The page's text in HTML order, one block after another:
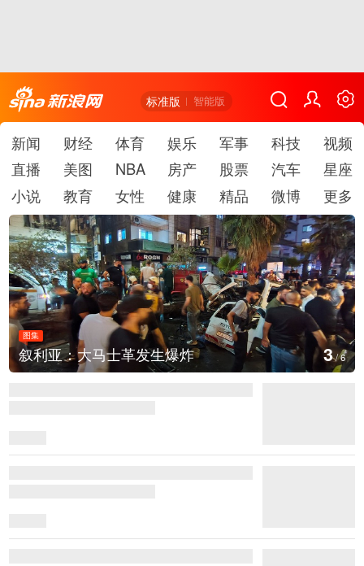
标准版 智能版
新闻 财经 体育 娱乐 军事 科技
视频
直播
美图 NBA 房产 股票 汽车
星座
小说
教育 女性 健康 精品 微博 更多
图集
云南弥勒：欢庆火把节 4/6